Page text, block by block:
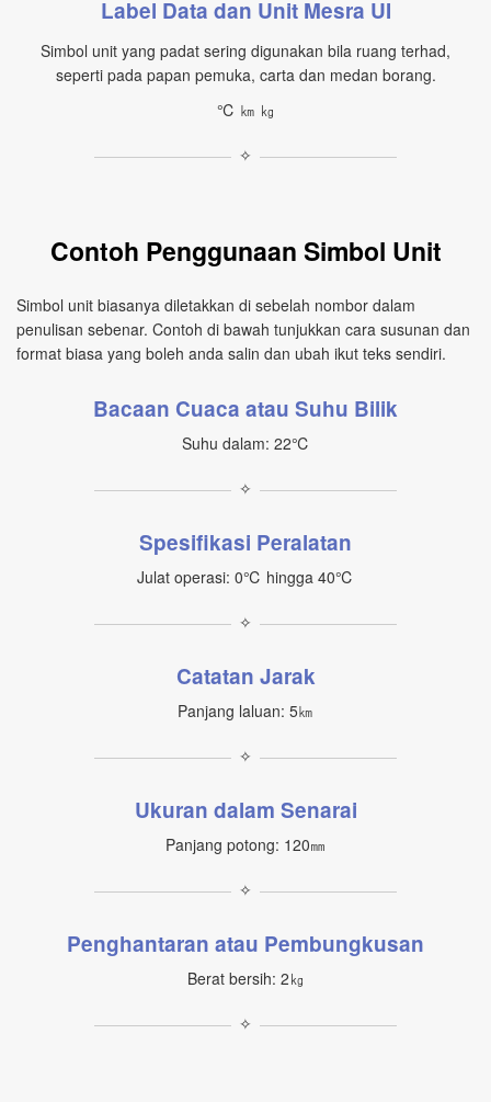
Label Data dan Unit Mesra UI
Simbol unit yang padat sering digunakan bila ruang terhad,
seperti pada papan pemuka, carta dan medan borang.
℃ ㎞ ㎏
✧
Contoh Penggunaan Simbol Unit
Simbol unit biasanya diletakkan di sebelah nombor dalam
penulisan sebenar. Contoh di bawah tunjukkan cara susunan dan
format biasa yang boleh anda salin dan ubah ikut teks sendiri.
Bacaan Cuaca atau Suhu Bilik
Suhu dalam: 22℃
✧
Spesifikasi Peralatan
Julat operasi: 0℃ hingga 40℃
✧
Catatan Jarak
Panjang laluan: 5㎞
✧
Ukuran dalam Senarai
Panjang potong: 120㎜
✧
Penghantaran atau Pembungkusan
Berat bersih: 2㎏
✧